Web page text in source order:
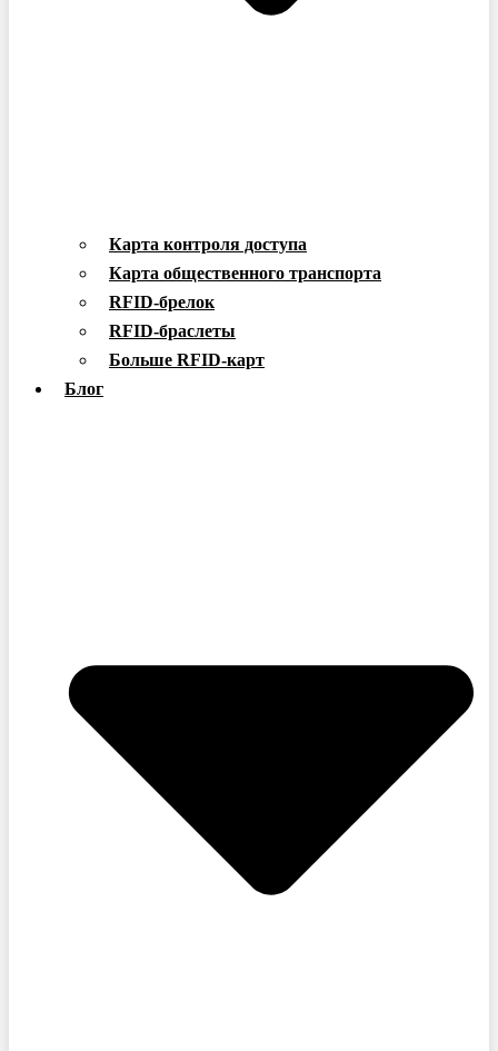
Карта контроля доступа
Карта общественного транспорта
RFID-брелок
RFID-браслеты
Больше RFID-карт
Блог